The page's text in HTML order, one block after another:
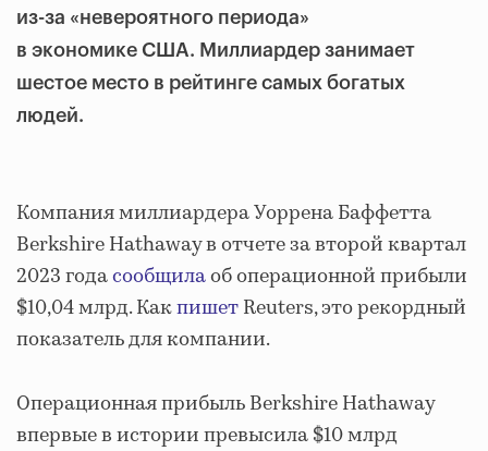
из-за «невероятного периода»
в экономике США. Миллиардер занимает
шестое место в рейтинге самых богатых
людей.
Компания миллиардера Уоррена Баффетта
Berkshire Hathaway в отчете за второй квартал
2023 годасообщилаоб операционной прибыли
$10,04 млрд. КакпишетReuters, это рекордный
показатель для компании.
Операционная прибыль Berkshire Hathaway
впервые в истории превысила $10 млрд